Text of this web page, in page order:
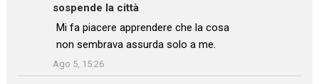
sospende la città
: “
Mi fa piacere apprendere che la cosa
non sembrava assurda solo a me.
”
Ago 5, 15:26